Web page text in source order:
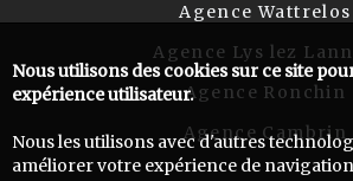
Agence Wattrelos
Agence Lys lez
Agence Ronchin
Agence Cambrin
Nous utilisons des cookies sur ce site
expérience utilisateur.
Nous les utilisons avec d'autres
améliorer votre expérience de